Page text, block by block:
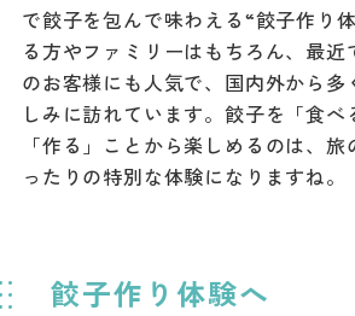
で餃子を包んで味わえる“餃子作り
る方やファミリーはもちろん、最近
のお客様にも人気で、国内外から多
しみに訪れています。餃子を「食べ
「作る」ことから楽しめるのは、
ったりの特別な体験になりますね。
餃子作り体験へ